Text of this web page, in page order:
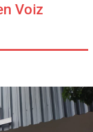
Voiz